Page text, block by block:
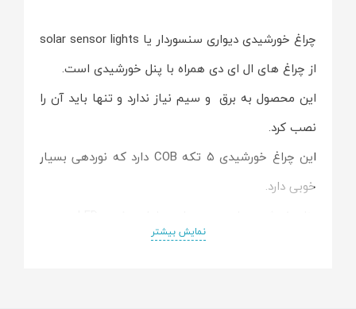
چراغ خورشیدی دیواری سنسوردار
یا solar sensor lights
از چراغ های ال ای دی همراه با پنل خورشیدی است.
این محصول به برق و سیم نیاز ندارد و تنها باید آن را
نصب کرد.
این چراغ خورشیدی ۵ تکه COB دارد که نوردهی بسیار
خوبی دارد.
جهت قرار دادن آن در جهت
نمایش بیشتر